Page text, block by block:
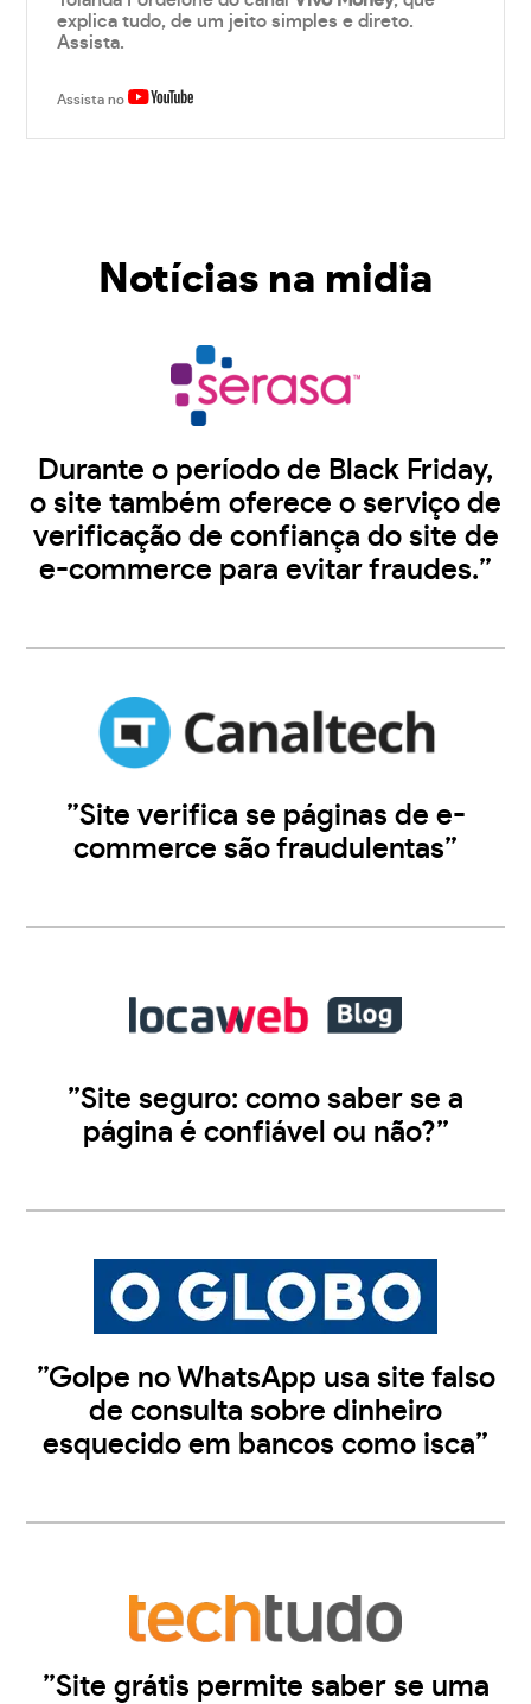
explica tudo, de um jeito simples e direto.
Assista.
Assista no
Notícias na midia
Durante o período de Black Friday,
o site também oferece o serviço de
verificação de confiança do site de
e-commerce para evitar fraudes.”
”Site verifica se páginas de e-
commerce são fraudulentas”
”Site seguro: como saber se a
página é confiável ou não?”
”Golpe no WhatsApp usa site falso
de consulta sobre dinheiro
esquecido em bancos como isca”
”Site grátis permite saber se uma